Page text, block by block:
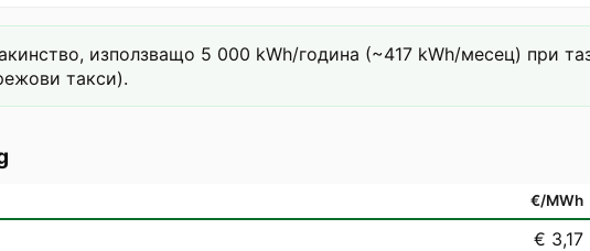
използващо 5 000 kWh/година (~417 kWh/месец) при
такси).
€/MWh
€ 3,17